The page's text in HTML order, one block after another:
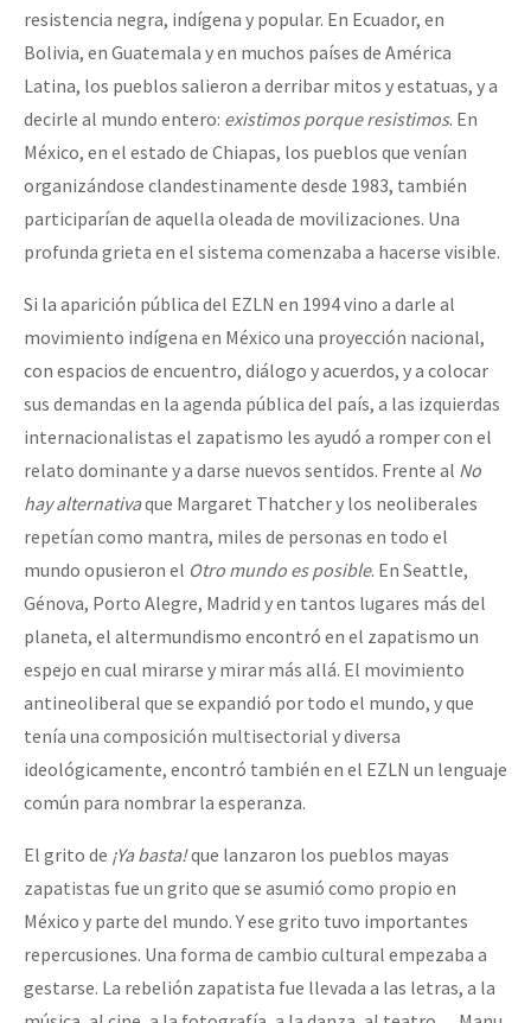
resistencia negra, indígena y popular. En Ecuador, en
Bolivia, en Guatemala y en muchos países de América
Latina, los pueblos salieron a derribar mitos y estatuas, y a
decirle al mundo entero: existimos porque resistimos. En
México, en el estado de Chiapas, los pueblos que venían
organizándose clandestinamente desde 1983, también
participarían de aquella oleada de movilizaciones. Una
profunda grieta en el sistema comenzaba a hacerse visible.
Si la aparición pública del EZLN en 1994 vino a darle al
movimiento indígena en México una proyección nacional,
con espacios de encuentro, diálogo y acuerdos, y a colocar
sus demandas en la agenda pública del país, a las izquierdas
internacionalistas el zapatismo les ayudó a romper con el
relato dominante y a darse nuevos sentidos. Frente al No
hay alternativaque Margaret Thatcher y los neoliberales
repetían como mantra, miles de personas en todo el
mundo opusieron el Otro mundo es posible. En Seattle,
Génova, Porto Alegre, Madrid y en tantos lugares más del
planeta, el altermundismo encontró en el zapatismo un
espejo en cual mirarse y mirar más allá. El movimiento
antineoliberal que se expandió por todo el mundo, y que
tenía una composición multisectorial y diversa
ideológicamente, encontró también en el EZLN un lenguaje
común para nombrar la esperanza.
El grito de ¡Ya basta!que lanzaron los pueblos mayas
zapatistas fue un grito que se asumió como propio en
México y parte del mundo. Y ese grito tuvo importantes
repercusiones. Una forma de cambio cultural empezaba a
gestarse. La rebelión zapatista fue llevada a las letras, a la